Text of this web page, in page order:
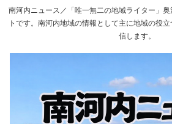
南河内ニュース／「唯一無二の地域ライター」
トです。南河内地域の情報として主に地域の役
信します。